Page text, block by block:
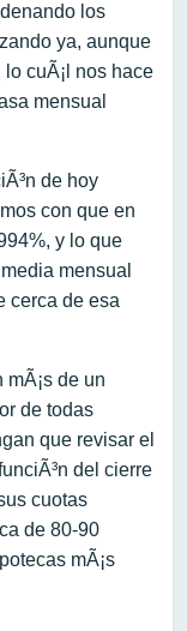
los
ya, aunque
cuÃ¡l nos hace
mensual
de hoy
con que en
y lo que
mensual
cerca de esa
de un
de todas
que revisar el
del cierre
cuotas
de 80-90
mÃ¡s